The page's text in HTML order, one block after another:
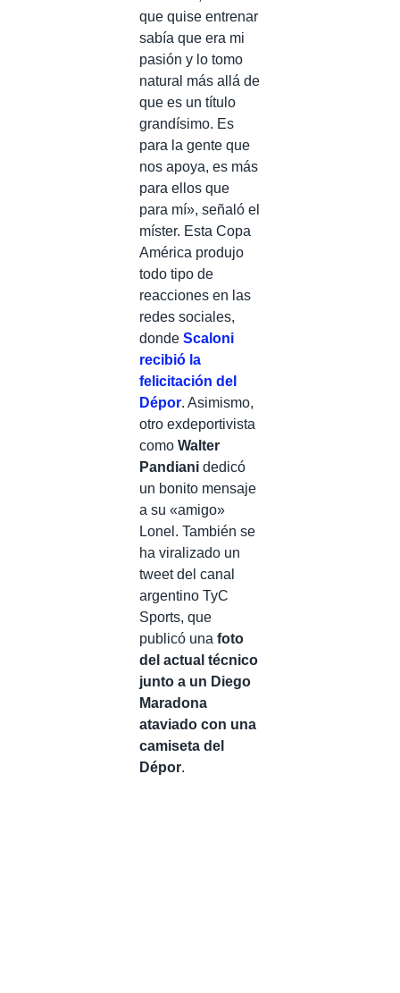
que quise entrenar
sabía que era mi
pasión y lo tomo
natural más allá de
que es un título
grandísimo. Es
para la gente que
nos apoya, es más
para ellos que
para mí», señaló el
míster. Esta Copa
América produjo
todo tipo de
reacciones en las
redes sociales,
donde Scaloni
recibió la
felicitación del
Dépor. Asimismo,
otro exdeportivista
como Walter
Pandiani dedicó
un bonito mensaje
a su «amigo»
Lonel. También se
ha viralizado un
tweet del canal
argentino TyC
Sports, que
publicó una foto
del actual técnico
junto a un Diego
Maradona
ataviado con una
camiseta del
Dépor.